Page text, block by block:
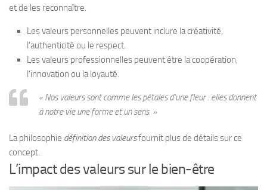
et de les reconnaître.
Les valeurs personnelles peuvent inclure la créativité,
l’authenticité ou le respect.
Les valeurs professionnelles peuvent être la coopération,
l’innovation ou la loyauté.
« Nos valeurs sont comme les pétales d’une fleur : elles donnent
à notre vie une forme et un sens. »
La philosophie définition des valeursfournit plus de détails sur ce
concept.
L’impact des valeurs sur le bien-être